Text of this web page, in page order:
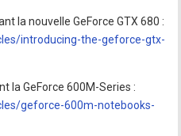
la nouvelle GeForce GTX 680 :
introducing-the-geforce-gtx-
la GeForce 600M-Series :
geforce-600m-notebooks-